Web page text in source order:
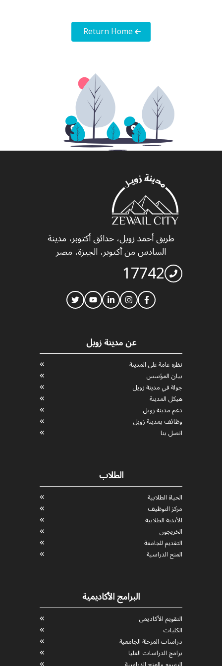
Return Home
طريق أحمد زويل، حدائق أكتوبر، مدينة
السادس من أكتوبر، الجيزة، مصر
17742
عن مدينة زويل
نظرة عامة على المدينة
بيان المؤسس
جولة في مدينة زويل
هيكل المدينة
دعم مدينة زويل
وظائف بمدينة زويل
اتصل بنا
الطلاب
الحياة الطلابية
مركز التوظيف
الأندية الطلابية
الخريجون
التقديم للجامعة
المنح الدراسية
البرامج الأكاديمية
التقويم الأكاديمى
الكليات
دراسات المرحلة الجامعية
برامج الدراسات العليا